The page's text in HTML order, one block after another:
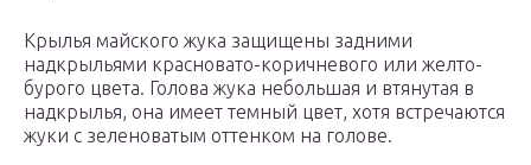
Крылья майского жука защищены задними
надкрыльями красновато-коричневого или желто-
бурого цвета. Голова жука небольшая и втянутая в
надкрылья, она имеет темный цвет, хотя встречаются
жуки с зеленоватым оттенком на голове.